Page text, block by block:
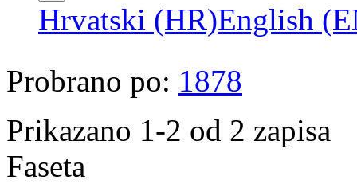
Hrvatski (HR)English
Probrano po: 1878
Prikazano 1-2 od 2 zapisa
Faseta